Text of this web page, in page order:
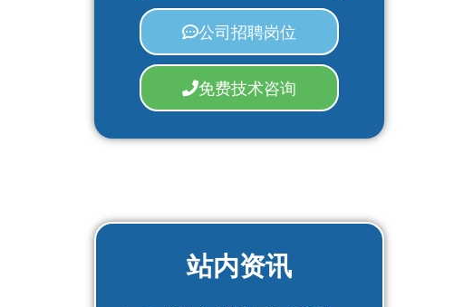
公司招聘岗位
免费技术咨询
站内资讯